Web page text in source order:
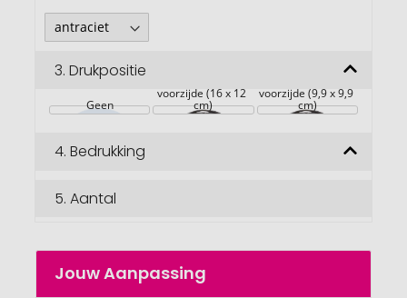
3. Drukpositie
Geen
voorzijde (16 x 12
cm)
voorzijde (9,9 x 9,9
cm)
4. Bedrukking
5. Aantal
Jouw Aanpassing